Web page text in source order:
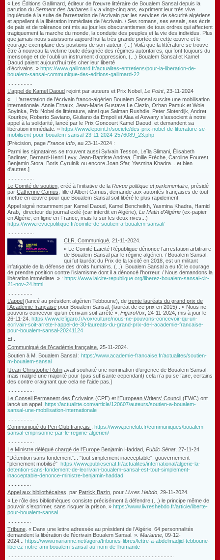
« Les Éditions Gallimard, éditeur de l’œuvre littéraire de Boualem Sansal depuis la
parution du Serment des barbares il y a vingt-cinq ans, expriment leur très vive
inquiétude à la suite de l’arrestation de l’écrivain par les services de sécurité algériens
et appellent à la libération immédiate de l’écrivain. / Ses romans, ses essais, ses écris
de paix et de tolérance ont mis au jour les obscurantismes de tous ordres qui affectent
tragiquement la marche du monde, la conduite des peuples et la vie des individus. Plus
que jamais nous saisissons aujourd’hui la très grande portée de cette œuvre et le
courage exemplaire des positions de son auteur. (...) Voilà que la littérature se trouve
être à nouveau la victime toute désignée des régimes autoritaires, qui font toujours du
mensonge et de l’oubli un instrument d’oppression. (...) Boualem Sansal et Kamel
Daoud paient aujourd’hui très cher leur liberté
d’écrivains. » https://www.gallimard.fr/actualites-entretiens/pour-la-liberation-de-
boualem-sansal-communique-des-editions-gallimard-22
L'appel de Kamel Daoud rejoint par auteurs et Prix Nobel Le Point, 23-11-2024
« ...L’arrestation de l’écrivain franco-algérien Boualem Sansal suscite une mobilisation
internationale. Annie Ernaux, Jean-Marie Gustave Le Clezio, Orhan Pamuk et Wole
Soyinka, Prix Nobel de littérature, ainsi que Salman Rushdie, Peter Sloterdijk, Andreï
Kourkov, Roberto Saviano, Giuliano da Empoli et Alaa el Aswany s’associent à notre
appel à la solidarité, lancé par le Prix Goncourt Kamel Daoud, et demandent sa
libération immédiate. » https://www.lepoint.fr/societe/des-prix-nobel-de-litterature-se-
mobilisent-pour-boualem-sansal-23-11-2024-2576089_23.php
[Précision, page France Info , au 23-11-2024 :
Parmi les signataires se trouvent aussi Sylvain Tesson, Leïla Slimani, Élisabeth
Badinter, Bernard-Henri Levy, Jean-Baptiste Andrea, Émilie Frèche, Caroline Fourest,
Benjamin Stora, Boris Cyrulnik ou encore Joan Sfar, Yasmina Khadra... et bien
d'autres.]
Le Comité de soutien , créé à l’initiative de la Revue politique et parlementaire , présidé
par Catherine Camus , fille d’Albert Camus, demande aux autorités françaises de tout
mettre en œuvre pour que Boualem Sansal soit libéré le plus rapidement.
Appel signé notamment par Kamel Daoud, Kamel Bencheikh, Yasmina Khadra, Hamid
Arab, directeur du journal exilé (car interdit en Algérie), Le Matin d'Algérie (ex-papier
en Algérie, en ligne en France, mais lu sur les deux rives...)
https://www.revuepolitique.fr/comite-de-soutien-a-boualem-sansal/
CLR. Communiqué, 21-11-2024.
« Le Comité Laïcité République dénonce l’arrestation arbitraire
de Boualem Sansal par le régime algérien. / Boualem Sansal,
qui fut lauréat du Prix de la laïcité en 2018, est un militant
infatigable de la défense des droits humains. (...). Boualem Sansal a eu tôt le courage
de prendre position contre l’islamisme dont il a dénoncé l’horreur. / Nous demandons la
libération immédiate. » : https://www.laicite-republique.org/liberez-boualem-sansal-clr-
21-nov-24.html
L’appel (lancé au président algérien Tebboune), de trente lauréats du grand prix de
l’Académie française pour Boualem Sansal, (lauréat de ce prix en 2015) : « Nous ne
pouvons concevoir qu’un écrivain soit arrêté », FigaroVox , 24-11-2024, mis à jour le
26-11-24. https://www.lefigaro.fr/vox/culture/nous-ne-pouvons-concevoir-qu-un-
ecrivain-soit-arrete-l-appel-de-30-laureats-du-grand-prix-de-l-academie-francaise-
pour-boualem-sansal-20241124
Et...
Communiqué de l’Académie française , 25-11-2024.
Soutien à M. Boualem Sansal : https://www.academie-francaise.fr/actualites/soutien-
m-boualem-sansal
[Jean-Christophe Rufin avait souhaité une nomination d’urgence de Boualem Sansal,
mais malgré une majorité pour (pas suffisante cependant) cela n’a pu se faire, certains
des contre craignant que cela ne l’aide pas.]
Le Conseil Permanent des Écrivains (CPE) et l'European Writers' Council (EWC) ont
lancé un appel https://actualitte.com/article/120607/auteurs/soutien-a-boualem-
sansal-une-mobilisation-internationale
Communiqué du Pen Club français : https://www.penclub.fr/communiques/boualem-
sansal-emprisonne-par-le-regime-algerien/
Le Ministre délégué chargé de l'Europe Benjamin Haddad Public Sénat, 27-11-24
"Détention sans fondement"... "tout simplement inacceptable", gouvernement
"pleinement mobilisé" https://www.publicsenat.fr/actualites/international/algerie-la-
detention-sans-fondement-de-lecrivain-boualem-sansal-est-tout-simplement-
inacceptable-denonce-ministre-benjamin-haddad
Appel aux bibliothécaires , par Patrick Bazin pour Livres Hebdo , 29-11-2024.
« Le rôle des bibliothèques consiste précisément à défendre (...) le principe même de
pouvoir s’exprimer, sans risquer la prison. » https://www.livreshebdo.fr/article/liberte-
pour-boualem-sansal
Tribune . « Dans une lettre adressée au président de l’Algérie, 64 personnalités
demandent la libération de l’écrivain Boualem Sansal. ». Marianne, 09-12-
2024... https://www.marianne.net/agora/tribunes-libres/lettre-a-abdelmadjid-tebboune-
liberez-notre-ami-boualem-sansal-au-nom-de-lhumanite